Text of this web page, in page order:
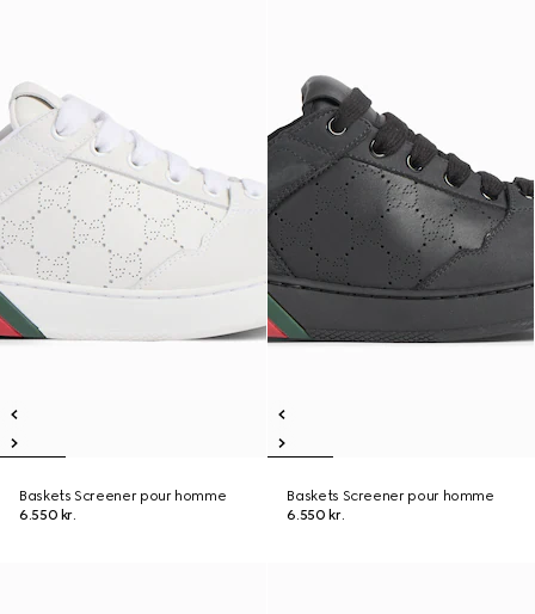
Baskets Screener pour homme
6.550 kr.
Baskets Screener pour homme
6.550 kr.